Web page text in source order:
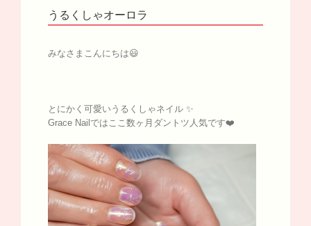
うるくしゃオーロラ
みなさまこんにちは😃
とにかく可愛いうるくしゃネイル ✨
Grace Nailではここ数ヶ月ダントツ人気です❤️